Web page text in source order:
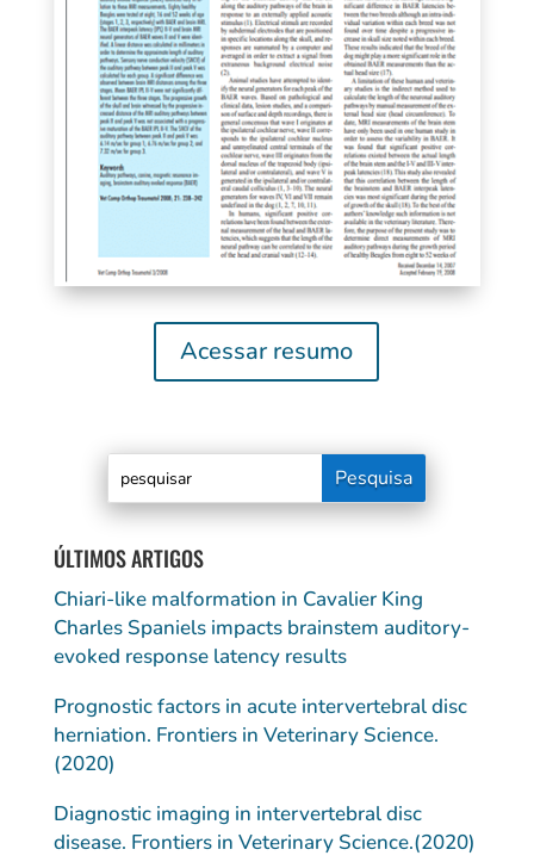
Acessar resumo
ÚLTIMOS ARTIGOS
Chiari-like malformation in Cavalier King
Charles Spaniels impacts brainstem auditory-
evoked response latency results
Prognostic factors in acute intervertebral disc
herniation. Frontiers in Veterinary Science.
(2020)
Diagnostic imaging in intervertebral disc
disease. Frontiers in Veterinary Science.(2020)